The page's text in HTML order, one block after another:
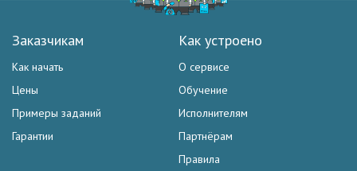
Заказчикам
Как начать
Цены
Примеры заданий
Гарантии
Как устроено
О сервисе
Обучение
Исполнителям
Партнёрам
Правила